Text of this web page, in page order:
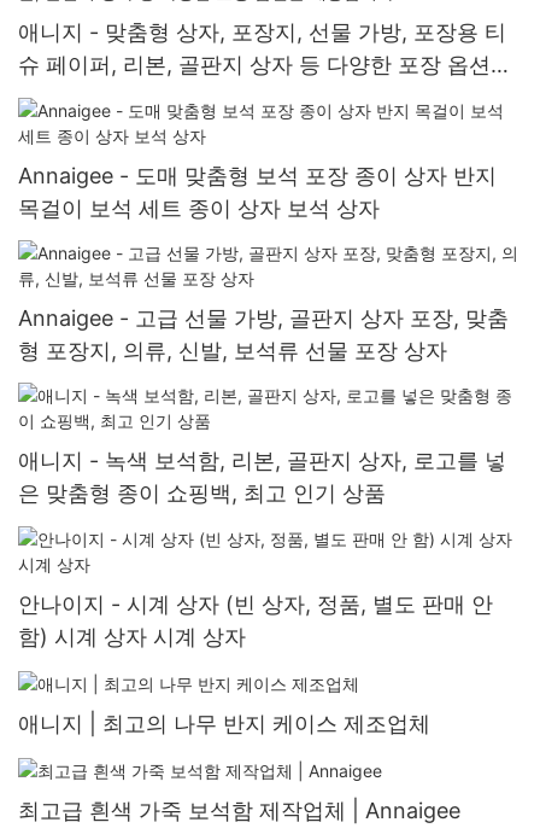
애니지 - 맞춤형 상자, 포장지, 선물 가방, 포장용 티
슈 페이퍼, 리본, 골판지 상자 등 다양한 포장 옵션을
제공합니다.
Annaigee - 도매 맞춤형 보석 포장 종이 상자 반지
목걸이 보석 세트 종이 상자 보석 상자
Annaigee - 고급 선물 가방, 골판지 상자 포장, 맞춤
형 포장지, 의류, 신발, 보석류 선물 포장 상자
애니지 - 녹색 보석함, 리본, 골판지 상자, 로고를 넣
은 맞춤형 종이 쇼핑백, 최고 인기 상품
안나이지 - 시계 상자 (빈 상자, 정품, 별도 판매 안
함) 시계 상자 시계 상자
애니지 | 최고의 나무 반지 케이스 제조업체
최고급 흰색 가죽 보석함 제작업체 | Annaigee